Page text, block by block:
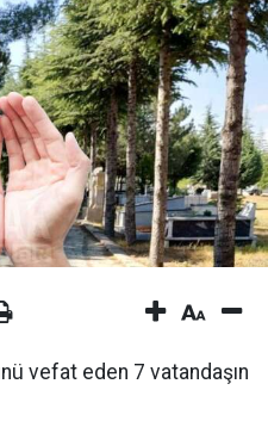
vefat eden 7 vatandaşın